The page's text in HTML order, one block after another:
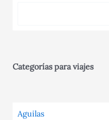
Categorías para viajes
Aguilas